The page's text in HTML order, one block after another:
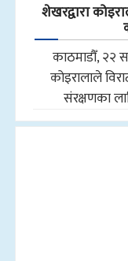
शेखरद्वारा
काठमाडौँ, २२
कोइरालाले
संरक्षणका